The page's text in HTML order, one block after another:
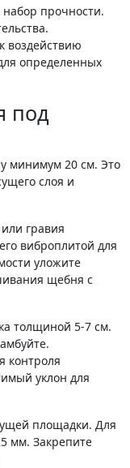
набор прочности.
воздействию
определенных
под
минимум 20 см. Это
слоя и
гравия
виброплитой для
уложите
щебня с
толщиной 5-7 см.
контроля
уклон для
площадки. Для
мм. Закрепите